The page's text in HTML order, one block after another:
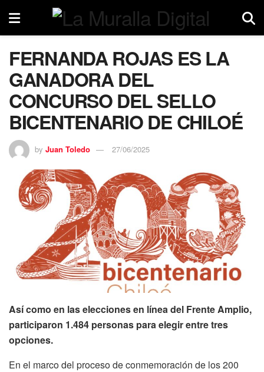
FERNANDA ROJAS ES LA
GANADORA DEL
CONCURSO DEL SELLO
BICENTENARIO DE CHILOÉ
by Juan Toledo 27/06/2025
Así como en las elecciones en línea del Frente Amplio,
participaron 1.484 personas para elegir entre tres
opciones.
En el marco del proceso de conmemoración de los 200